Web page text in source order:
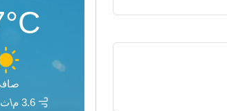
3.6 م\ث